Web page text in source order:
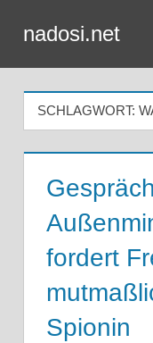
Inhalt
springen
nadosi.net
SCHLAGWORT:
fordert
Spionin